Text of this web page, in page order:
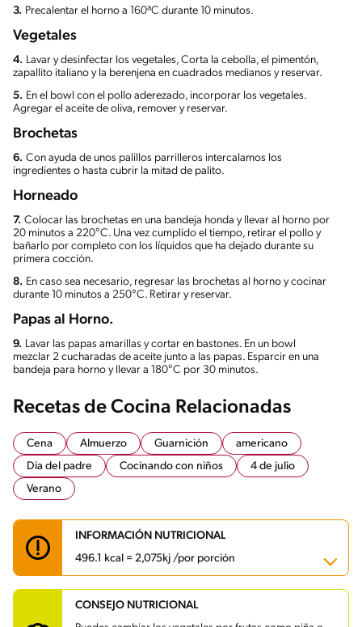
3. Precalentar el horno a 160ªC durante 10 minutos.
Vegetales
4. Lavar y desinfectar los vegetales, Corta la cebolla, el pimentón,
zapallito italiano y la berenjena en cuadrados medianos y reservar.
5. En el bowl con el pollo aderezado, incorporar los vegetales.
Agregar el aceite de oliva, remover y reservar.
Brochetas
6. Con ayuda de unos palillos parrilleros intercalamos los
ingredientes o hasta cubrir la mitad de palito.
Horneado
7. Colocar las brochetas en una bandeja honda y llevar al horno por
20 minutos a 220°C. Una vez cumplido el tiempo, retirar el pollo y
bañarlo por completo con los líquidos que ha dejado durante su
primera cocción.
8. En caso sea necesario, regresar las brochetas al horno y cocinar
durante 10 minutos a 250°C. Retirar y reservar.
Papas al Horno.
9. Lavar las papas amarillas y cortar en bastones. En un bowl
mezclar 2 cucharadas de aceite junto a las papas. Esparcir en una
bandeja para horno y llevar a 180°C por 30 minutos.
Recetas de Cocina Relacionadas
Cena Almuerzo Guarnición
americano
Dia del padre
Cocinando con niños
4 de julio
Verano
INFORMACIÓN NUTRICIONAL
496.1 kcal = 2,075kj /por porción
Carbohidratos 30.2 g
Energía 496.1 kcal
CONSEJO NUTRICIONAL